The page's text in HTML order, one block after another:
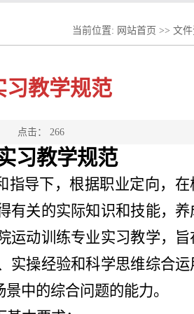
当前位置: 网站首页 >> 文
习教学规范
点击： 266
习教学规范
指导下，根据职业定向，在
有关的实际知识和技能，养
运动训练专业实习教学，旨
实操经验和科学思维综合运
中的综合问题的能力。